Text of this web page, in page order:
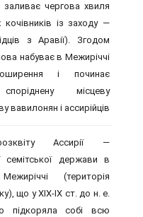
чергова хвиля
кочівників із заходу —
з Аравії). Згодом
набуває в Межиріччі
і починає
місцеву
вавилонян і ассирійців
Ассирії —
семітської держави в
(територія
що у ХІХ-ІХ ст. до н. е.
підкоряла собі всю